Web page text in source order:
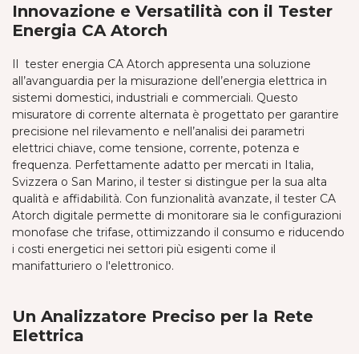
Innovazione e Versatilità con il Tester
Energia CA Atorch
Il tester energia CA Atorch appresenta una soluzione
all’avanguardia per la misurazione dell’energia elettrica in
sistemi domestici, industriali e commerciali. Questo
misuratore di corrente alternata è progettato per garantire
precisione nel rilevamento e nell’analisi dei parametri
elettrici chiave, come tensione, corrente, potenza e
frequenza. Perfettamente adatto per mercati in Italia,
Svizzera o San Marino, il tester si distingue per la sua alta
qualità e affidabilità. Con funzionalità avanzate, il tester CA
Atorch digitale permette di monitorare sia le configurazioni
monofase che trifase, ottimizzando il consumo e riducendo
i costi energetici nei settori più esigenti come il
manifatturiero o l'elettronico.
Un Analizzatore Preciso per la Rete
Elettrica